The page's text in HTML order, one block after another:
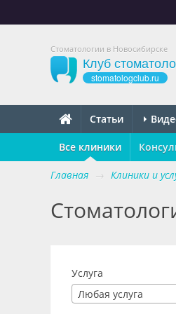
Стоматологии в Новосибирске
Клуб
stomatologclub.ru
Статьи
Все клиники
Главная → Клиники и
Услуга
Любая услуга